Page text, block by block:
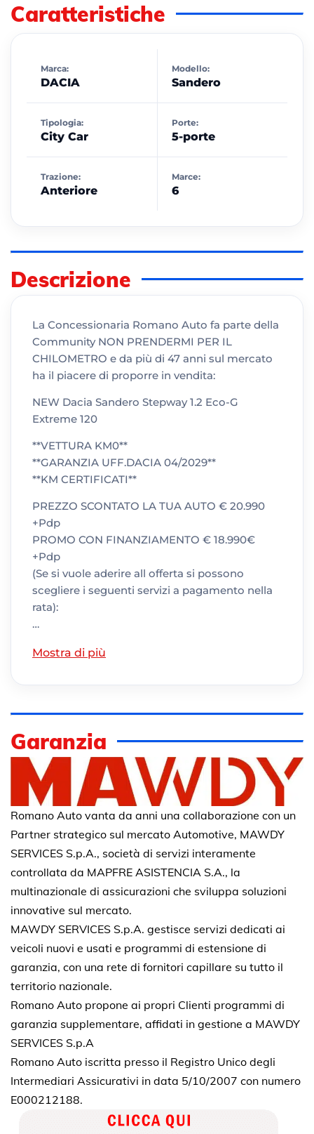
Caratteristiche
Marca:
DACIA
Modello:
Sandero
Tipologia:
City Car
Porte:
5-porte
Trazione:
Anteriore
Marce:
6
Descrizione
La Concessionaria Romano Auto fa parte della
Community NON PRENDERMI PER IL
CHILOMETRO e da più di 47 anni sul mercato
ha il piacere di proporre in vendita:
NEW Dacia Sandero Stepway 1.2 Eco-G
Extreme 120
**VETTURA KM0**
**GARANZIA UFF.DACIA 04/2029**
**KM CERTIFICATI**
PREZZO SCONTATO LA TUA AUTO € 20.990
+Pdp
PROMO CON FINANZIAMENTO € 18.990€
+Pdp
(Se si vuole aderire all offerta si possono
scegliere i seguenti servizi a pagamento nella
rata):
…
Mostra di più
Garanzia
Romano Auto vanta da anni una collaborazione con un
Partner strategico sul mercato Automotive, MAWDY
SERVICES S.p.A., società di servizi interamente
controllata da MAPFRE ASISTENCIA S.A., la
multinazionale di assicurazioni che sviluppa soluzioni
innovative sul mercato.
MAWDY SERVICES S.p.A. gestisce servizi dedicati ai
veicoli nuovi e usati e programmi di estensione di
garanzia, con una rete di fornitori capillare su tutto il
territorio nazionale.
Romano Auto propone ai propri Clienti programmi di
garanzia supplementare, affidati in gestione a MAWDY
SERVICES S.p.A
Romano Auto iscritta presso il Registro Unico degli
Intermediari Assicurativi in data 5/10/2007 con numero
E000212188.